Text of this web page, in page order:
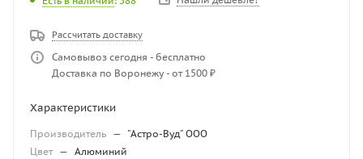
Рассчитать доставку
Самовывоз сегодня - бесплатно
Доставка по Воронежу - от 1500 ₽
Характеристики
Производитель — "Астро-Вуд" ООО
Цвет — Алюминий